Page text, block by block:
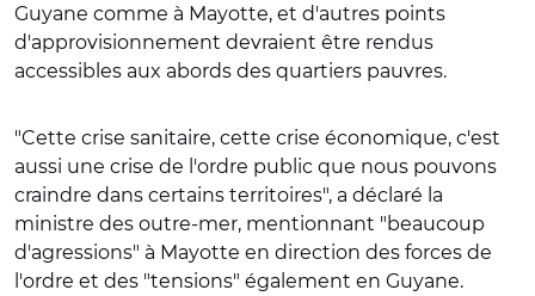
Guyane comme à Mayotte, et d'autres points
d'approvisionnement devraient être rendus
accessibles aux abords des quartiers pauvres.
"Cette crise sanitaire, cette crise économique, c'est
aussi une crise de l'ordre public que nous pouvons
craindre dans certains territoires", a déclaré la
ministre des outre-mer, mentionnant "beaucoup
d'agressions" à Mayotte en direction des forces de
l'ordre et des "tensions" également en Guyane.